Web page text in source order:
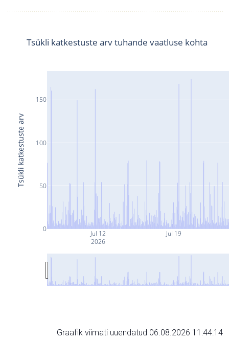
Jul 12
2026
Jul 19
0
50
100
150
Tsükli katkestuste arv tuhande vaatluse kohta
Tsükli katkestuste arv
Graafik viimati uuendatud 06.08.2026 11:44:14